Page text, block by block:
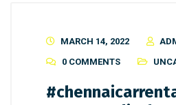
MARCH 14, 2022
0 COMMENTS